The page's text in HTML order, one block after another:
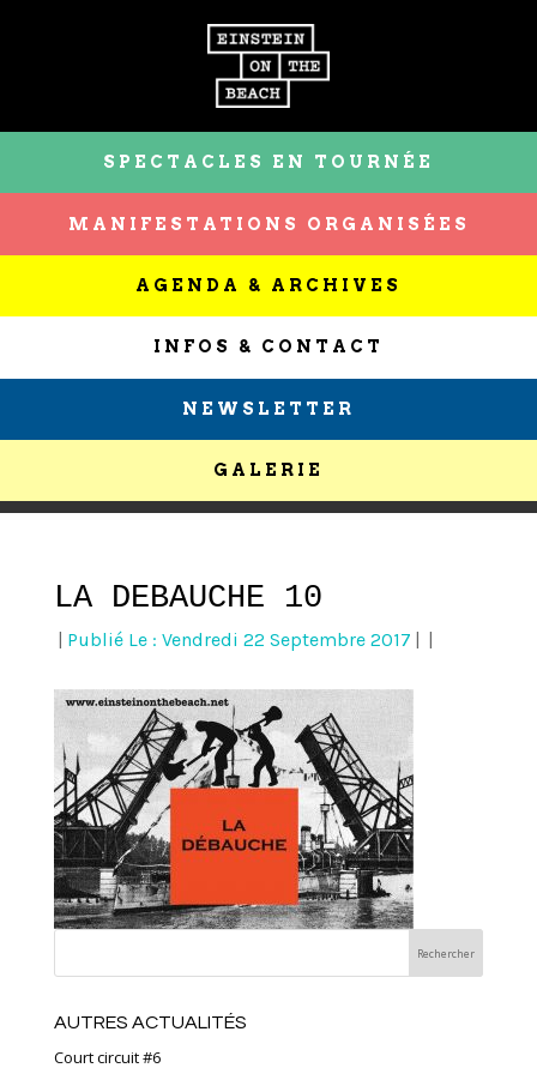
SPECTACLES EN TOURNÉE
MANIFESTATIONS ORGANISÉES
AGENDA & ARCHIVES
INFOS & CONTACT
NEWSLETTER
GALERIE
LA DEBAUCHE 10
Publié Le : Vendredi 22 Septembre 2017
AUTRES ACTUALITÉS
Court circuit #6